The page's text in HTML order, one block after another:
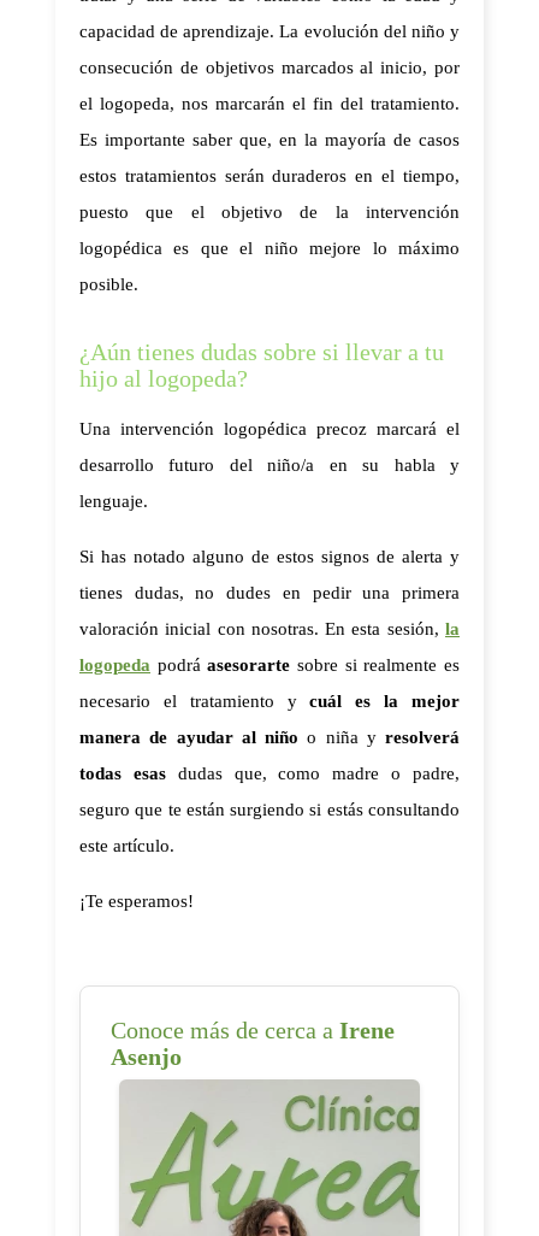
capacidad de aprendizaje. La evolución del niño y
consecución de objetivos marcados al inicio, por
el logopeda, nos marcarán el fin del tratamiento.
Es importante saber que, en la mayoría de casos
estos tratamientos serán duraderos en el tiempo,
puesto que el objetivo de la intervención
logopédica es que el niño mejore lo máximo
posible.
¿Aún tienes dudas sobre si llevar a tu
hijo al logopeda?
Una intervención logopédica precoz marcará el
desarrollo futuro del niño/a en su habla y
lenguaje.
Si has notado alguno de estos signos de alerta y
tienes dudas, no dudes en pedir una primera
valoración inicial con nosotras. En esta sesión, la
logopeda podrá asesorarte sobre si realmente es
necesario el tratamiento y cuál es la mejor
manera de ayudar al niño o niña y resolverá
todas esas dudas que, como madre o padre,
seguro que te están surgiendo si estás consultando
este artículo.
¡Te esperamos!
Conoce más de cerca a Irene
Asenjo